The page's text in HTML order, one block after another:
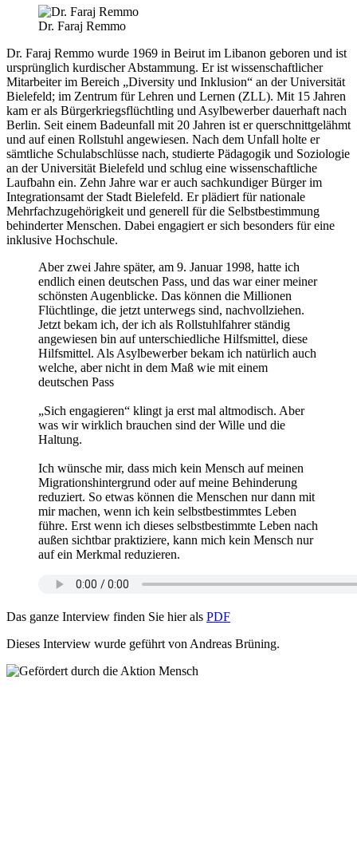
Dr. Faraj Remmo
Dr. Faraj Remmo wurde 1969 in Beirut im Libanon geboren und ist
ursprünglich kurdischer Abstammung. Er ist wissenschaftlicher
Mitarbeiter im Bereich „Diversity und Inklusion“ an der Universität
Bielefeld; im Zentrum für Lehren und Lernen (ZLL). Mit 15 Jahren
kam er als Bürgerkriegsflüchtling und Asylbewerber dauerhaft nach
Berlin. Seit einem Badeunfall mit 20 Jahren ist er querschnittgelähmt
und auf einen Rollstuhl angewiesen. Nach dem Unfall holte er
sämtliche Schulabschlüsse nach, studierte Pädagogik und Soziologie
an der Universität Bielefeld und schlug eine wissenschaftliche
Laufbahn ein. Zehn Jahre war er auch sachkundiger Bürger im
Integrationsamt der Stadt Bielefeld. Er plädiert für nationale
Mehrfachzugehörigkeit und generell für die Selbstbestimmung
behinderter Menschen. Dabei engagiert er sich besonders für eine
inklusive Hochschule.
Aber zwei Jahre später, am 9. Januar 1998, hatte ich
endlich einen deutschen Pass, und das war einer meiner
schönsten Augenblicke. Das können die Millionen
Flüchtlinge, die jetzt unterwegs sind, nachvollziehen.
Jetzt bekam ich, der ich als Rollstuhlfahrer ständig
angewiesen bin auf unterschiedliche Hilfsmittel, diese
Hilfsmittel. Als Asylbewerber bekam ich natürlich auch
welche, aber nicht in dem Maß wie mit einem
deutschen Pass
„Sich engagieren“ klingt ja erst mal altmodisch. Aber
was wir wirklich brauchen sind der Wille und die
Haltung.
Ich wünsche mir, dass mich kein Mensch auf meinen
Migrationshintergrund oder auf meine Behinderung
reduziert. So etwas können die Menschen nur dann mit
mir machen, wenn ich kein selbstbestimmtes Leben
führe. Erst wenn ich dieses selbstbestimmte Leben nach
außen sichtbar praktiziere, kann mich kein Mensch nur
auf ein Merkmal reduzieren.
Das ganze Interview finden Sie hier als PDF
Dieses Interview wurde geführt von Andreas Brüning.